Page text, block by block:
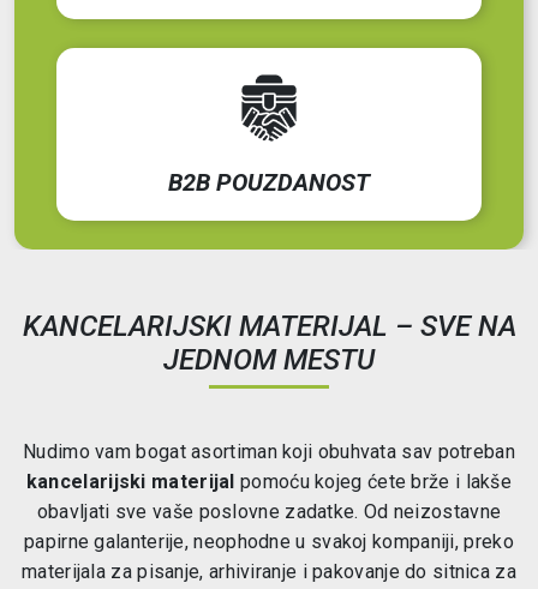
B2B POUZDANOST
KANCELARIJSKI MATERIJAL – SVE NA
JEDNOM MESTU
Nudimo vam bogat asortiman koji obuhvata sav potreban
kancelarijski materijal pomoću kojeg ćete brže i lakše
obavljati sve vaše poslovne zadatke. Od neizostavne
papirne galanterije, neophodne u svakoj kompaniji, preko
materijala za pisanje, arhiviranje i pakovanje do sitnica za